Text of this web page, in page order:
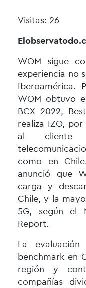
Visitas: 26
WOM sigue
experiencia no
Iberoamérica.
WOM obtuvo
BCX 2022,
realiza IZO,
al
como en
anunció que
carga y
Chile, y la
5G, según el
Report.
La
benchmark en
región y
compañías